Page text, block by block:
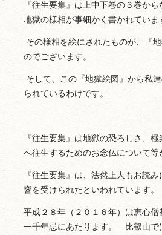
『往生要集』は上中下巻の３巻か
地獄の様相が事細かく書かれていま
その様相を絵にされたものが、『
のでございます。
そして、この『地獄絵図』から私
られているわけです。
『往生要集』は地獄の恐ろしさ、
へ往生するためのお念仏について等
『往生要集』は、法然上人もお読
響を受けられたといわれています。
平成２８年（２０１６年）は恵心
一千年忌にあたります。 比叡山で